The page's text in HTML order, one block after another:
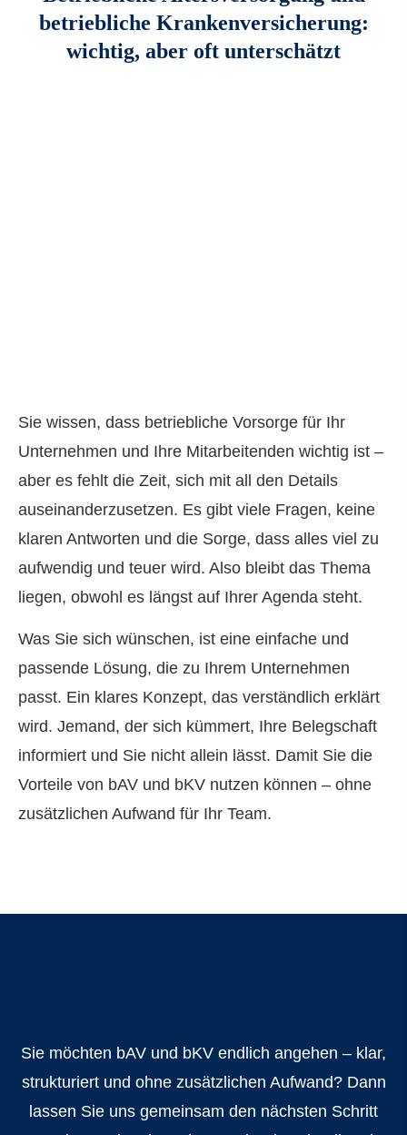
betriebliche Kranken­ver­si­che­rung:
wichtig, aber oft unterschätzt
Sie wissen, dass betriebliche Vorsorge für Ihr
Unternehmen und Ihre Mitarbeitenden wichtig ist –
aber es fehlt die Zeit, sich mit all den Details
auseinanderzusetzen. Es gibt viele Fragen, keine
klaren Antworten und die Sorge, dass alles viel zu
aufwendig und teuer wird. Also bleibt das Thema
liegen, obwohl es längst auf Ihrer Agenda steht.
Was Sie sich wün­schen, ist eine einfache und
passende Lösung, die zu Ihrem Unternehmen
passt. Ein klares Konzept, das verständlich erklärt
wird. Jemand, der sich kümmert, Ihre Belegschaft
informiert und Sie nicht allein lässt. Damit Sie die
Vorteile von bAV und bKV nutzen können – ohne
zusätzlichen Aufwand für Ihr Team.
Sie möchten bAV und bKV endlich angehen – klar,
strukturiert und ohne zusätzlichen Aufwand? Dann
lassen Sie uns gemeinsam den nächsten Schritt